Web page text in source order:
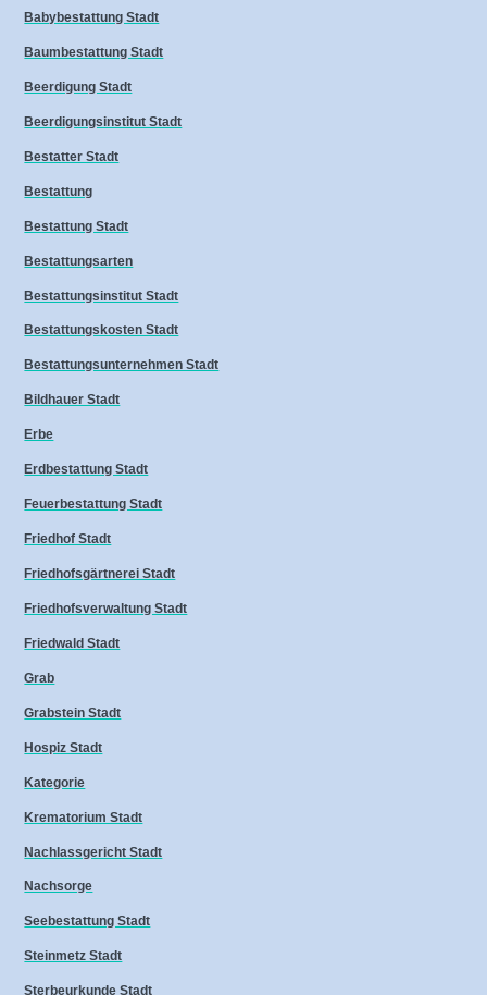
Babybestattung Stadt
Baumbestattung Stadt
Beerdigung Stadt
Beerdigungsinstitut Stadt
Bestatter Stadt
Bestattung
Bestattung Stadt
Bestattungsarten
Bestattungsinstitut Stadt
Bestattungskosten Stadt
Bestattungsunternehmen Stadt
Bildhauer Stadt
Erbe
Erdbestattung Stadt
Feuerbestattung Stadt
Friedhof Stadt
Friedhofsgärtnerei Stadt
Friedhofsverwaltung Stadt
Friedwald Stadt
Grab
Grabstein Stadt
Hospiz Stadt
Kategorie
Krematorium Stadt
Nachlassgericht Stadt
Nachsorge
Seebestattung Stadt
Steinmetz Stadt
Sterbeurkunde Stadt